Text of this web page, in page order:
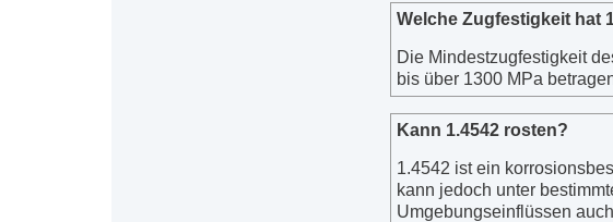
Welche Zugfestigkeit hat
Die Mindestzugfestigkeit
bis über 1300 MPa
Kann 1.4542 rosten?
1.4542 ist ein
kann jedoch unter
Umgebungseinflüssen